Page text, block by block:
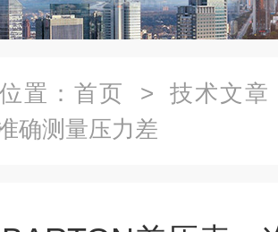
置： 首页 > 技术文章
确测量压力差